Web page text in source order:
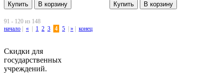
91 - 120 из 148
начало | « | 1 2 3 4 5 | » | конец
Скидки для
государственных
учреждений.